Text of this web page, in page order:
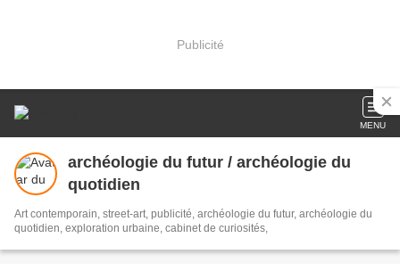
Publicité
MENU
archéologie du futur / archéologie du
quotidien
Art contemporain, street-art, publicité, archéologie du futur, archéologie du
quotidien, exploration urbaine, cabinet de curiosités,